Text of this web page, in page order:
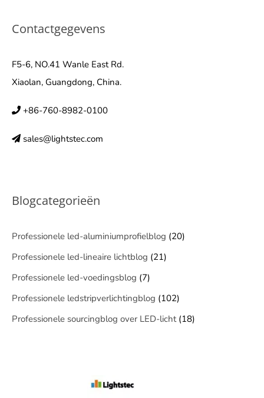
Contactgegevens
F5-6, NO.41 Wanle East Rd.
Xiaolan, Guangdong, China.
+86-760-8982-0100
sales@lightstec.com
Blogcategorieën
Professionele led-aluminiumprofielblog (20)
Professionele led-lineaire lichtblog (21)
Professionele led-voedingsblog (7)
Professionele ledstripverlichtingblog (102)
Professionele sourcingblog over LED-licht(18)